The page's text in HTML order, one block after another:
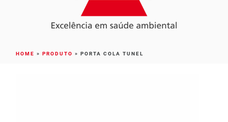
HOME » PRODUTO » PORTA COLA TUNEL